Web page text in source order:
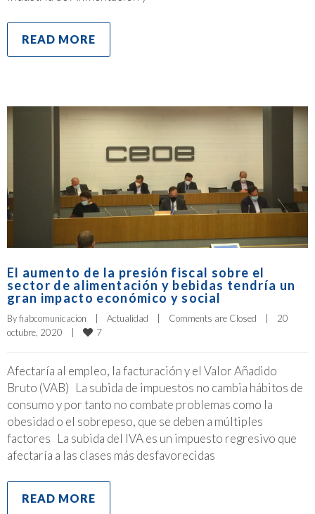
READ MORE
El aumento de la presión fiscal sobre el
sector de alimentación y bebidas tendría un
gran impacto económico y social
By fiabcomunicacion Actualidad Comments are Closed
20
octubre, 2020
7
Afectaría al empleo, la facturación y el Valor Añadido
Bruto (VAB) La subida de impuestos no cambia hábitos de
consumo y por tanto no combate problemas como la
obesidad o el sobrepeso, que se deben a múltiples
factores La subida del IVA es un impuesto regresivo que
afectaría a las clases más desfavorecidas
READ MORE